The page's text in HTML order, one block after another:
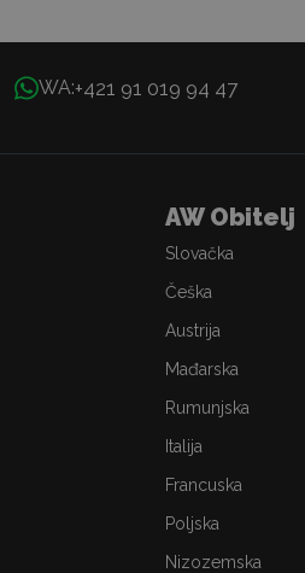
WA:+421 91 019 94 47
AW Obitelj
Slovačka
Češka
Austrija
Mađarska
Rumunjska
Italija
Francuska
Poljska
Nizozemska